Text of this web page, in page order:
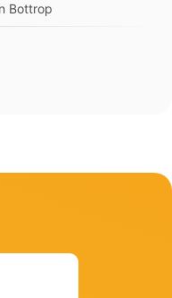
Bottrop